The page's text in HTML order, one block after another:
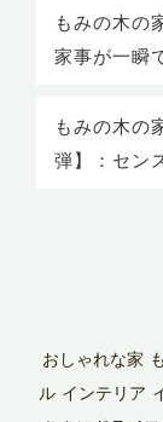
もみの木の
家事が一瞬
もみの木の
弾】：セン
おしゃれな家
ル インテリア